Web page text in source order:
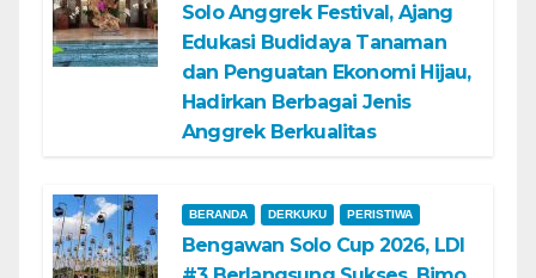
Solo Anggrek Festival, Ajang
Edukasi Budidaya Tanaman
dan Penguatan Ekonomi Hijau,
Hadirkan Berbagai Jenis
Anggrek Berkualitas
BERANDA DERKUKU PERISTIWA
Bengawan Solo Cup 2026, LDI